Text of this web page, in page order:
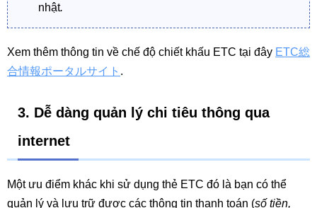
nhật.
Xem thêm thông tin về chế độ chiết khấu ETC tại đây ETC総
合情報ポータルサイト .
3. Dễ dàng quản lý chi tiêu thông qua
internet
Một ưu điểm khác khi sử dụng thẻ ETC đó là bạn có thể
quản lý và lưu trữ được các thông tin thanh toán (số tiền,